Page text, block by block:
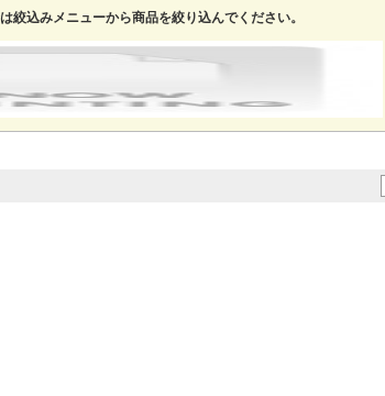
絞込みメニューから商品を絞り込んでください。